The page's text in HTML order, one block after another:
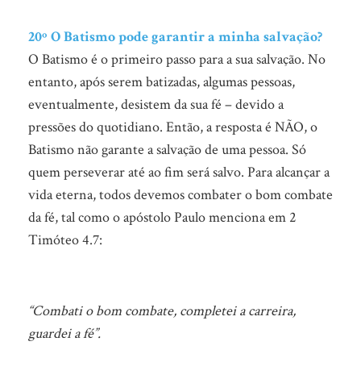
20º O Batismo pode garantir a minha salvação?
O Batismo é o primeiro passo para a sua salvação. No
entanto, após serem batizadas, algumas pessoas,
eventualmente, desistem da sua fé – devido a
pressões do quotidiano. Então, a resposta é NÃO, o
Batismo não garante a salvação de uma pessoa. Só
quem perseverar até ao fim será salvo. Para alcançar a
vida eterna, todos devemos combater o bom combate
da fé, tal como o apóstolo Paulo menciona em 2
Timóteo 4.7:
“Combati o bom combate, completei a carreira,
guardei a fé”.